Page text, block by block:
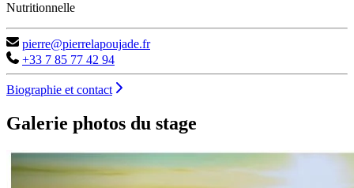
Nutritionnelle
pierre@pierrelapoujade.fr
+33 7 85 77 42 94
Biographie et contact
Galerie photos du stage